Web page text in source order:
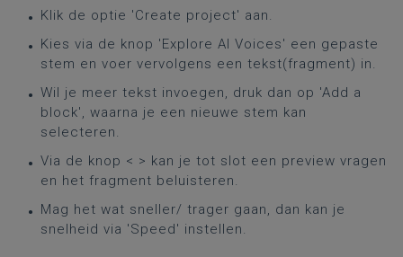
Klik de optie 'Create project' aan.
Kies via de knop 'Explore AI Voices' een gepaste
stem en voer vervolgens een tekst(fragment) in.
Wil je meer tekst invoegen, druk dan op 'Add a
block', waarna je een nieuwe stem kan
selecteren.
Via de knop < > kan je tot slot een preview vragen
en het fragment beluisteren.
Mag het wat sneller/ trager gaan, dan kan je
snelheid via 'Speed' instellen.